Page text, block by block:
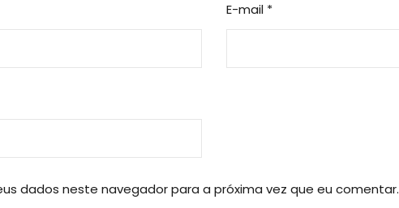
E-mail *
dados neste navegador para a próxima vez que eu comentar.